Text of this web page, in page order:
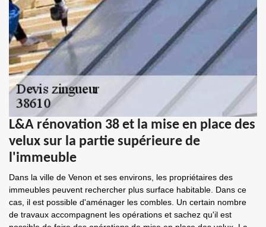
L&A rénovation 38 et la mise en place des
velux sur la partie supérieure de
l'immeuble
Dans la ville de Venon et ses environs, les propriétaires des
immeubles peuvent rechercher plus surface habitable. Dans ce
cas, il est possible d'aménager les combles. Un certain nombre
de travaux accompagnent les opérations et sachez qu'il est